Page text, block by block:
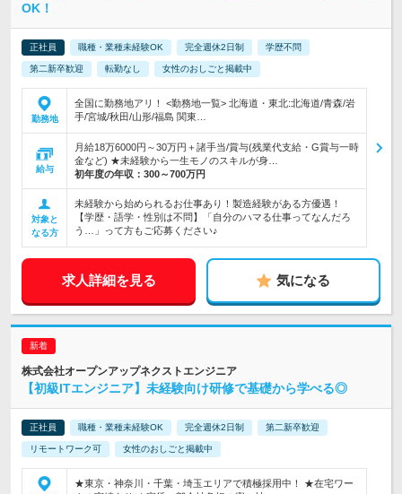
OK！
正社員 職種・業種未経験OK 完全週休2日制 学歴不問
第二新卒歓迎 転勤なし 女性のおしごと掲載中
勤務地
全国に勤務地アリ！ <勤務地一覧> 北海道・東北:北海道/青森/岩
手/宮城/秋田/山形/福島 関東…
給与
月給18万6000円～30万円＋諸手当/賞与(残業代支給・G賞与一時
金など) ★未経験から一生モノのスキルが身…
初年度の年収： 300～700万円
対象と
なる方
未経験から始められるお仕事あり！製造経験がある方優遇！
【学歴・語学・性別は不問】「自分のハマる仕事ってなんだろ
う…」って方もご応募ください♪
求人詳細を見る 気になる
株式会社オープンアップネクストエンジニア
【初級ITエンジニア】未経験向け研修で基礎から学べる◎
正社員 職種・業種未経験OK 完全週休2日制 第二新卒歓迎
リモートワーク可 女性のおしごと掲載中
★東京・神奈川・千葉・埼玉エリアで積極採用中！ ★在宅ワー